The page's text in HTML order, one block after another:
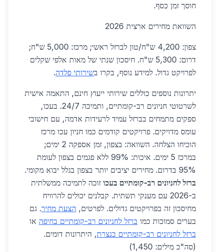
חוסך זמן כסף.
השוואת מחירים ארצית 2026
צפון: 4,200 ש"ח/טון לברזל ראשי; מרכז: 5,000 ש"ח;
דרום: 5,300 ש"ח. חיסכון שנתי של מאות אלפי שקלים
לפרויקט גדול. למידע נוסף, בקרו בשירותי פלדה.
יתרונות נוספים כוללים שירותי ייעוץ חינם, התאמה אישית
לשרטוטי חניונים רב-קומתיים, ותמיכה 24/7. בעכו,
ספקים מתמחים בברזל עמיד לרעידות אדמה, עם חישובי
עומס מדויקים. פרויקטים קודמים כמו חניון עכו מרכז
הוכיחו הצלחה. השוואה: בצפון, זמן אספקה 2 ימים;
במרכז 5 ימים. איכות: 99% ללא פגמים בצפון לעומת
95% בדרום. מחירים יציבים יותר בצפון בגלל יבוא מקומי.
ברזל לחניונים רב-קומתיים בעכו זוכה לתמיכה ממשלתית
ב-2026 עם מענקי תשתית. קבלנים יכולים להרוויח
מחיסכון זה בפרויקטים גדולים. לפרטים, הצעת מחיר. גם
בערים סמוכות כמו ברזל לחניונים רב-קומתיים בחיפה או
ברזל לחניונים רב-קומתיים בנצרת, היתרונות דומים.
(סה"כ מילים: 1,450)